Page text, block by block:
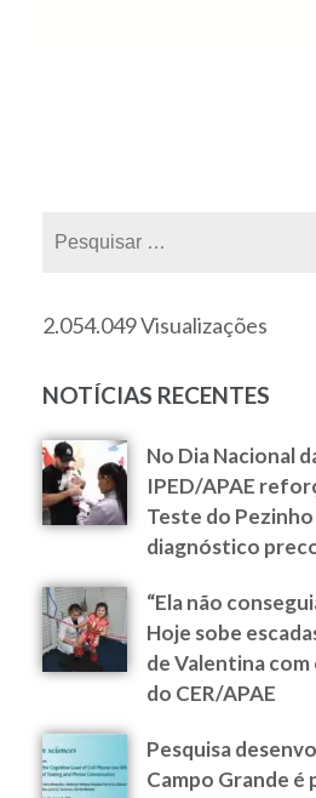
2.054.049 Visualizações
NOTÍCIAS RECENTES
No Dia Nacional
IPED/APAE
Teste do
diagnóstico
“Ela não
Hoje sobe
de Valentina
do CER/APAE
Pesquisa
Campo Grande é